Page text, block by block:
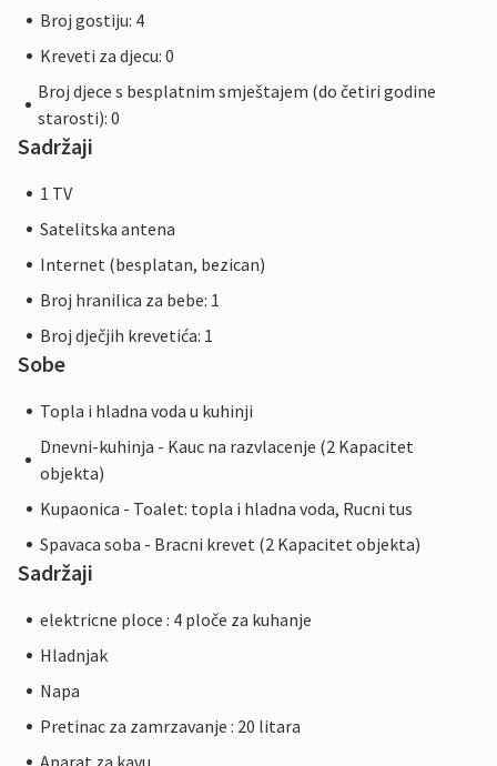
Broj gostiju: 4
Kreveti za djecu: 0
Broj djece s besplatnim smještajem (do četiri godine
starosti): 0
Sadržaji
1 TV
Satelitska antena
Internet (besplatan, bezican)
Broj hranilica za bebe: 1
Broj dječjih krevetića: 1
Sobe
Topla i hladna voda u kuhinji
Dnevni-kuhinja - Kauc na razvlacenje (2 Kapacitet
objekta)
Kupaonica - Toalet: topla i hladna voda, Rucni tus
Spavaca soba - Bracni krevet (2 Kapacitet objekta)
Sadržaji
elektricne ploce : 4 ploče za kuhanje
Hladnjak
Napa
Pretinac za zamrzavanje : 20 litara